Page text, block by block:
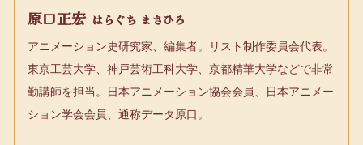
1996年（ＴＶ）「天空のエスカフローネ」（メカニカルデ
原口正宏 はらぐち まさひろ
アニメーション史研究家、編集者。リスト制作委員会代表。
東京工芸大学、神戸芸術工科大学、京都精華大学などで非常
勤講師を担当。日本アニメーション協会会員、日本アニメー
ション学会会員、通称データ原口。